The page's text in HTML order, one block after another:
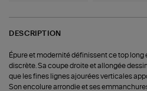
DESCRIPTION
Épure et modernité définissent ce top long
discrète. Sa coupe droite et allongée
que les fines lignes ajourées verticales
Son encolure arrondie et ses